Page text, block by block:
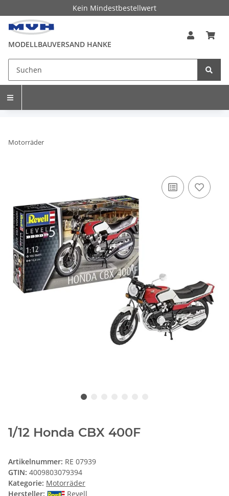
Kein Mindestbestellwert
MODELLBAUVERSAND HANKE
Motorräder
1/12 Honda CBX 400F
Artikelnummer: RE 07939
GTIN: 4009803079394
Kategorie: Motorräder
Hersteller:
Revell